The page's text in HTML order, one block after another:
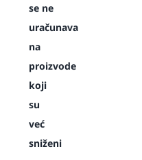
se ne
uračunava
na
proizvode
koji
su
već
sniženi